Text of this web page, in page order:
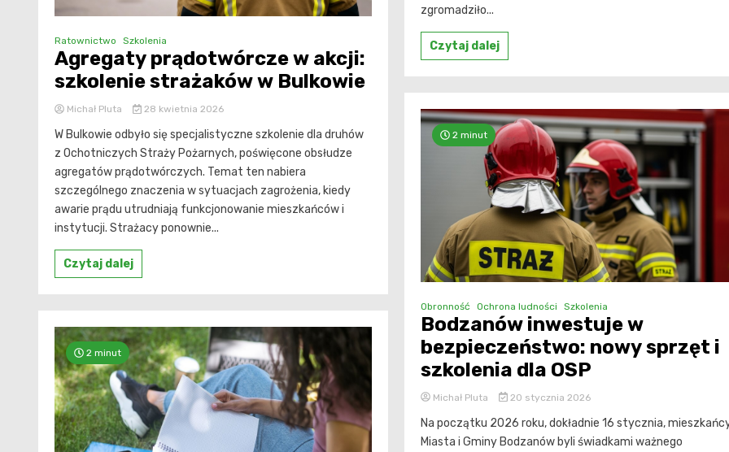
Ratownictwo Szkolenia
Agregaty prądotwórcze w akcji:
szkolenie strażaków w Bulkowie
Michał Pluta 28 kwietnia 2026
W Bulkowie odbyło się specjalistyczne szkolenie dla druhów
z Ochotniczych Straży Pożarnych, poświęcone obsłudze
agregatów prądotwórczych. Temat ten nabiera
szczególnego znaczenia w sytuacjach zagrożenia, kiedy
awarie prądu utrudniają funkcjonowanie mieszkańców i
instytucji. Strażacy ponownie...
Czytaj dalej
2 minut
zgromadziło...
Czytaj dalej
2 minut
Obronność Ochrona ludności Szkolenia
Bodzanów inwestuje w
bezpieczeństwo: nowy sprzęt i
szkolenia dla OSP
Michał Pluta 20 stycznia 2026
Na początku 2026 roku, dokładnie 16 stycznia,
Miasta i Gminy Bodzanów byli świadkami ważnego